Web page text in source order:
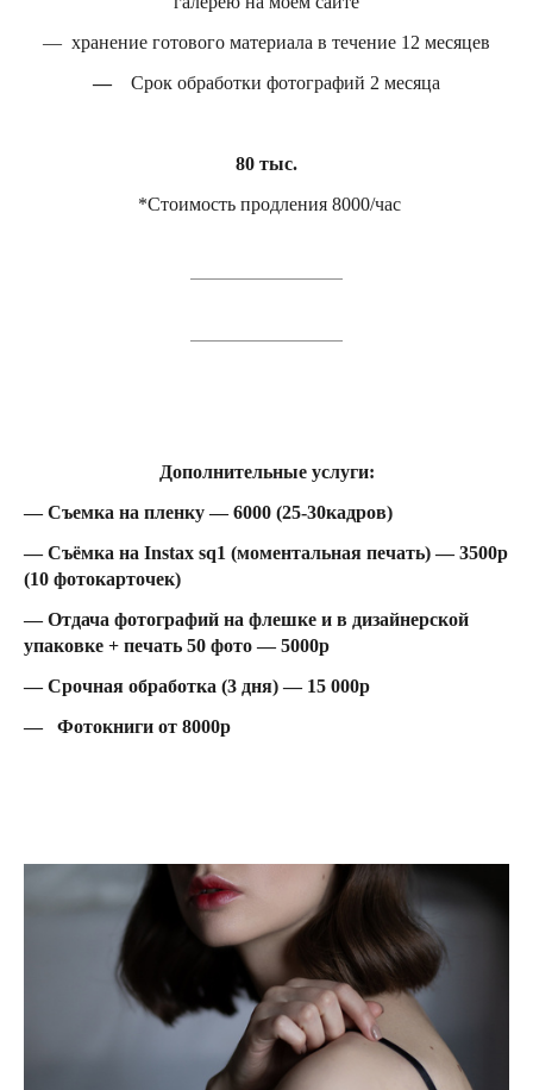
— хранение готового материала в течение 12 месяцев
—
Срок обработки фотографий 2 месяца
80 тыс.
*Стоимость продления 8000/час
Дополнительные услуги:
— Съемка на пленку — 6000 (25-30кадров)
— Съёмка на Instax sq1 (моментальная печать) — 3500р
(10 фотокарточек)
— Отдача фотографий на флешке и в дизайнерской
упаковке + печать 50 фото — 5000р
— Срочная обработка (3 дня) — 15 000р
— Фотокниги от 8000р